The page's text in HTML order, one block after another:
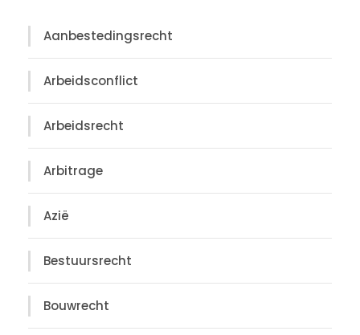
Aanbestedingsrecht
Arbeidsconflict
Arbeidsrecht
Arbitrage
Azië
Bestuursrecht
Bouwrecht